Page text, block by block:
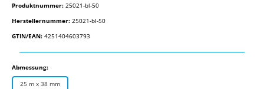
Produktnummer: 25021-bl-50
Herstellernummer: 25021-bl-50
GTIN/EAN: 4251404603793
Abmessung:auswählen
25 m x 38 mm